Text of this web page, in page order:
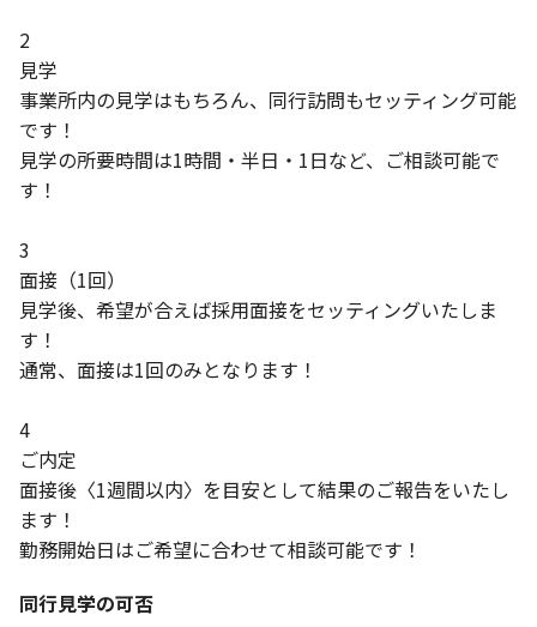
2
見学
事業所内の見学はもちろん、同行訪問もセッティング可能
です！
見学の所要時間は1時間・半日・1日など、ご相談可能で
す！
3
面接（1回）
見学後、希望が合えば採用面接をセッティングいたしま
す！
通常、面接は1回のみとなります！
4
ご内定
面接後〈1週間以内〉を目安として結果のご報告をいたし
ます！
勤務開始日はご希望に合わせて相談可能です！
同行見学の可否